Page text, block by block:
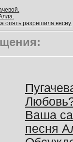
опять разрешила весну.
Ваша
песня